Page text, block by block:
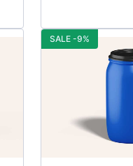
SALE -9%